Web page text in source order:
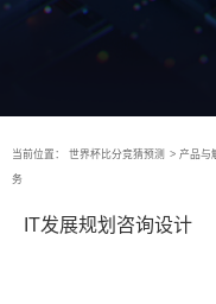
当前位置： 世界杯比分竞猜预测 > 产品与
务
IT发展规划咨询设计